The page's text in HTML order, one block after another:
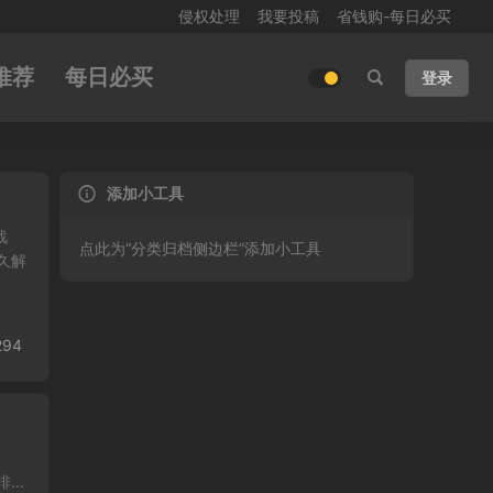
侵权处理 我要投稿 省钱购-每日必买
荐 每日必买 登录
解
...
添加小工具
点此为“分类归档侧边栏”添加小工具